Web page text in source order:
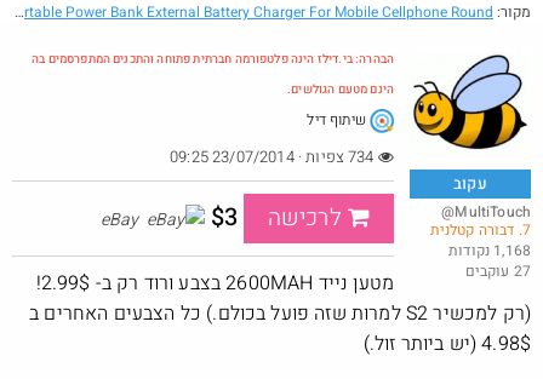
באג? רק לפריים - משלוח חינם ללא הגבלת 49$
@No_but_yeah_but_no_
23· 67 · 1253
מקור: - 2600mAh Portable Power Bank External Battery Charger For Mobile Cellphone Round
עקוב
@MultiTouch
7. דבורה קטלנית
1,168 נקודות
27 עוקבים
הבהרה: בי.דילז הינה פלטפורמה חברתית פתוחה והתכנים המתפרסמים בה
הינם מטעם הגולשים.
שיתוף דיל
לרכישה $3
eBay
מטען נייד 2600MAH בצבע ורוד רק ב- 2.99$!
(רק למכשיר S2 למרות שזה פועל בכולם.) כל הצבעים האחרים ב
4.98$ (יש ביותר זול.)